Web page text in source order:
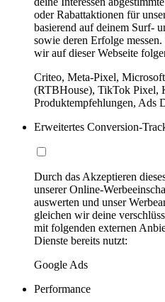
oder Rabattaktionen für
basierend auf deinem Surf-
sowie deren Erfolge
wir auf dieser Webseite
Criteo, Meta-Pixel,
(RTBHouse), TikTok Pixel,
Produktempfehlungen, Ads
Erweitertes Conversion-
Durch das Akzeptieren
unserer Online-
auswerten und unser
gleichen wir deine
mit folgenden externen
Dienste bereits nutzt:
Google Ads
Performance